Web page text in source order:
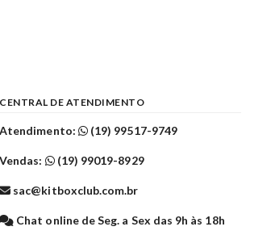
CENTRAL DE ATENDIMENTO
Atendimento: (19) 99517-9749
Vendas: (19) 99019-8929
sac@kitboxclub.com.br
Chat online de Seg. a Sex das 9h às 18h